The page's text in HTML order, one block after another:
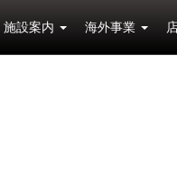
施設案内 海外事業